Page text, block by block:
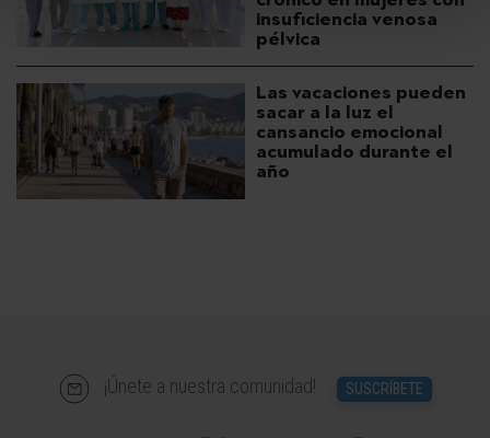
insuficiencia venosa
pélvica
Las vacaciones pueden
sacar a la luz el
cansancio emocional
acumulado durante el
año
¡Únete a nuestra comunidad! SUSCRÍBETE